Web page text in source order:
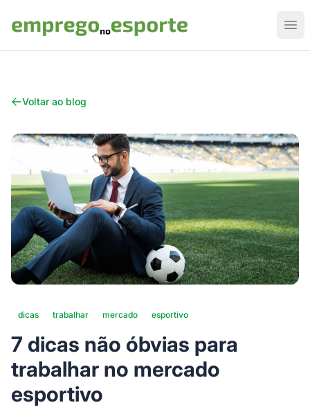
Emprego no Esporte
Voltar ao blog
dicas trabalhar mercado esportivo
7 dicas não óbvias para
trabalhar no mercado
esportivo